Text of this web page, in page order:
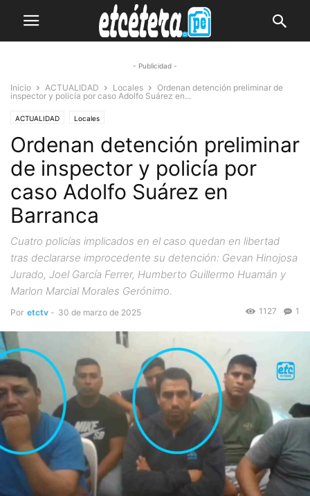
- Publicidad -
Inicio ACTUALIDAD Locales
Ordenan detención preliminar de
inspector y policía por caso Adolfo Suárez en...
ACTUALIDAD Locales
Ordenan detención preliminar
de inspector y policía por
caso Adolfo Suárez en
Barranca
Cuatro policías implicados en el caso quedan en libertad
tras declararse improcedente su detención: Gevan Hinojosa
Jurado, Joel García Ferrer, Humberto Guillermo Huamán y
Marlon Marcial Morales Gerónimo.
Por etctv - 30 de marzo de 2025 1
1127